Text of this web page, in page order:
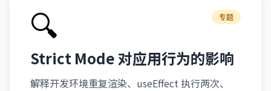
🔍 专题
Strict Mode 对应用行为的影响
解释开发环境重复渲染、useEffect 执行两次、